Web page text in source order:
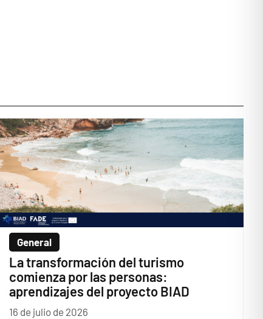
General
La transformación del turismo
comienza por las personas:
aprendizajes del proyecto BIAD
16 de julio de 2026